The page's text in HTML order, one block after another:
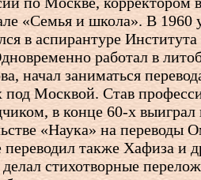
«Семья и школа». В 1960
в аспирантуре
работал в
начал заниматься
под Москвой. Став
в конце 60-х выиграл
«Наука» на переводы
переводил также Хафиза и
делал стихотворные